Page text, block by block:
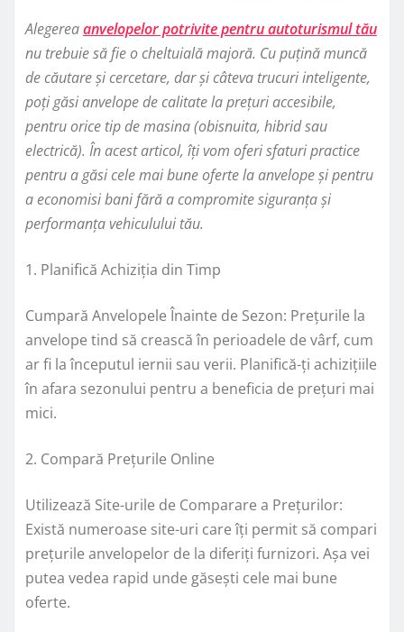
Alegereaanvelopelor potrivite pentru autoturismul tău
nu trebuie să fie o cheltuială majoră. Cu puțină muncă
de căutare și cercetare, dar și câteva trucuri inteligente,
poți găsi anvelope de calitate la prețuri accesibile,
pentru orice tip de masina (obisnuita, hibrid sau
electrică). În acest articol, îți vom oferi sfaturi practice
pentru a găsi cele mai bune oferte la anvelope și pentru
a economisi bani fără a compromite siguranța și
performanța vehiculului tău.
1. Planifică Achiziția din Timp
Cumpară Anvelopele Înainte de Sezon: Prețurile la
anvelope tind să crească în perioadele de vârf, cum
ar fi la începutul iernii sau verii. Planifică-ți achizițiile
în afara sezonului pentru a beneficia de prețuri mai
mici.
2. Compară Prețurile Online
Utilizează Site-urile de Comparare a Prețurilor:
Există numeroase site-uri care îți permit să compari
prețurile anvelopelor de la diferiți furnizori. Așa vei
putea vedea rapid unde găsești cele mai bune
oferte.